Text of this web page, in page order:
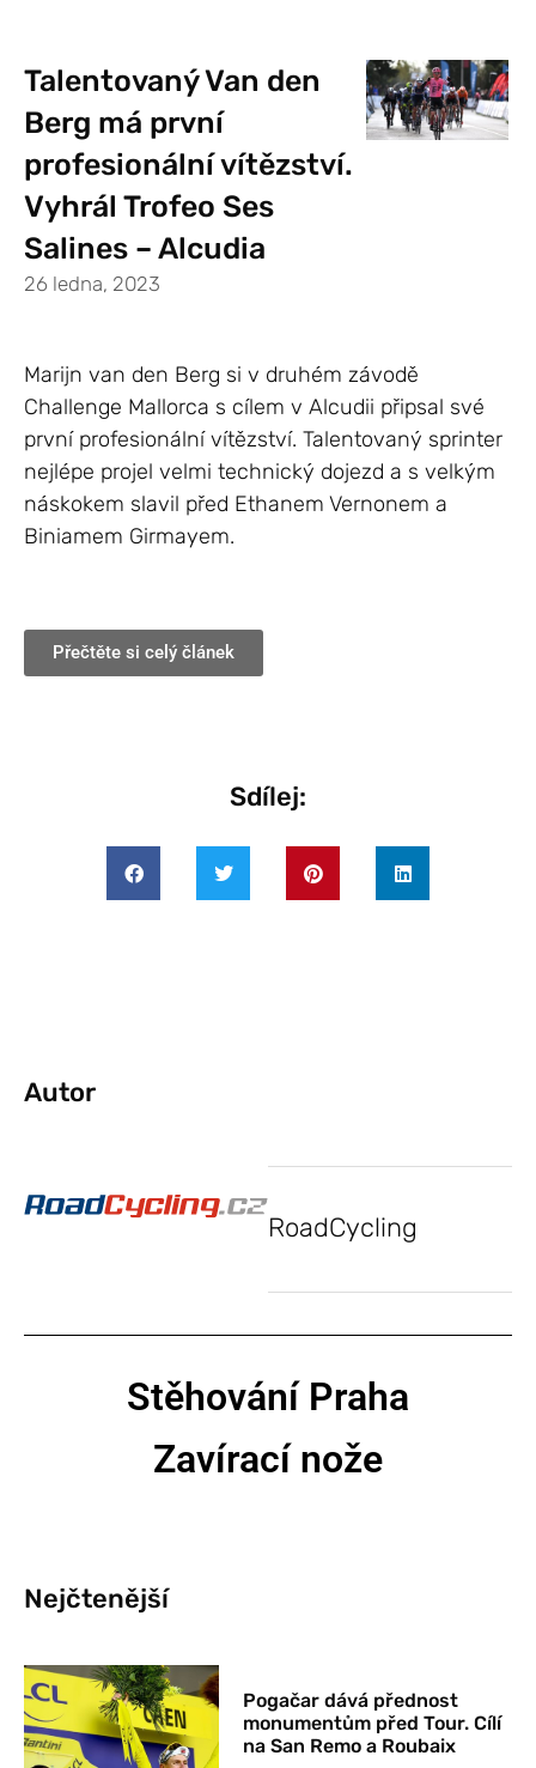
Talentovaný Van den
Berg má první
profesionální vítězství.
Vyhrál Trofeo Ses
Salines – Alcudia
26 ledna, 2023
Marijn van den Berg si v druhém závodě
Challenge Mallorca s cílem v Alcudii připsal své
první profesionální vítězství. Talentovaný sprinter
nejlépe projel velmi technický dojezd a s velkým
náskokem slavil před Ethanem Vernonem a
Biniamem Girmayem.
Přečtěte si celý článek
Sdílej:
Autor
RoadCycling
Stěhování Praha
Zavírací nože
Nejčtenější
Pogačar dává přednost
monumentům před Tour. Cílí
na San Remo a Roubaix